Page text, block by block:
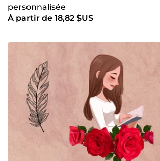
personnalisée
À partir de 18,82 $US